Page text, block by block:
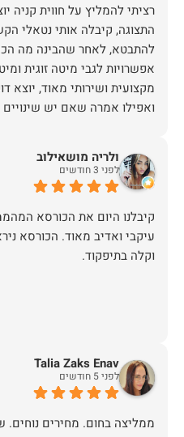
רציתי להמליץ על חווית קניה
התצוגה, קיבלה אותי נטאלי
להתבטא, לאחר שהבינה מה
אפשרויות לגבי מיטה זוגית
תודה. ולריה מושאילוב
לפני 3 חודשים
קיבלנו היום את הכורסא
עיקבי ואדיב מאוד. הכורסא
וקלה בתיפקוד.
Talia Zaks Enav
לפני 5 חודשים
ממליצה בחום. מחירים נוחים.